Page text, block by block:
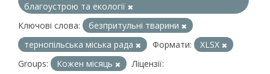
благоустрою та екології
Ключові слова:
безпритульні тварини
тернопільська міська рада
Формати:
XLSX
Groups:
Кожен місяць
Ліцензії: